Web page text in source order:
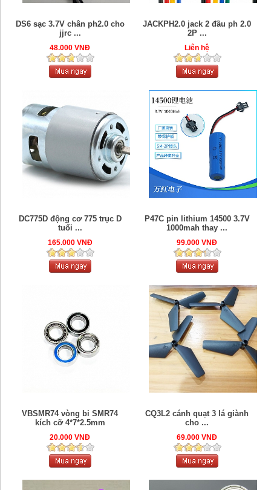
DS6 sạc 3.7V chân ph2.0 cho
jjrc ...
48.000 VNĐ
JACKPH2.0 jack 2 đầu ph 2.0
2P ...
Liên hệ
DC775D động cơ 775 trục D
tuổi ...
165.000 VNĐ
P47C pin lithium 14500 3.7V
1000mah thay ...
99.000 VNĐ
VBSMR74 vòng bi SMR74
kích cỡ 4*7*2.5mm
20.000 VNĐ
CQ3L2 cánh quạt 3 lá giành
cho ...
69.000 VNĐ